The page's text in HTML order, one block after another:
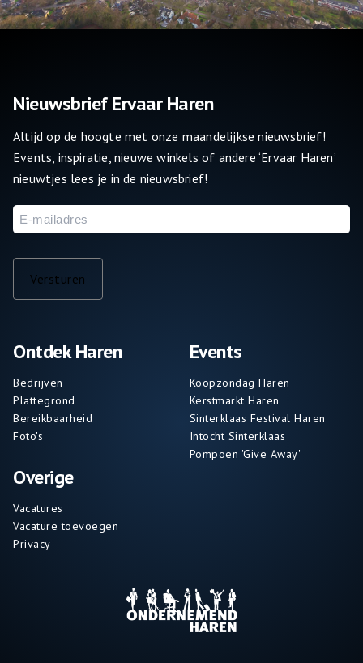
Ontdek Haren
Bedrijven
Plattegrond
Bereikbaarheid
Foto's
Overige
Vacatures
Vacature toevoegen
Privacy
Events
Koopzondag Haren
Kerstmarkt Haren
Sinterklaas Festival Haren
Intocht Sinterklaas
Pompoen 'Give Away'
Nieuwsbrief Ervaar Haren
Altijd op de hoogte met onze maandelijkse nieuwsbrief!
Events, inspiratie, nieuwe winkels of andere ‘Ervaar Haren’
nieuwtjes lees je in de nieuwsbrief!
E-
mailadres
Versturen